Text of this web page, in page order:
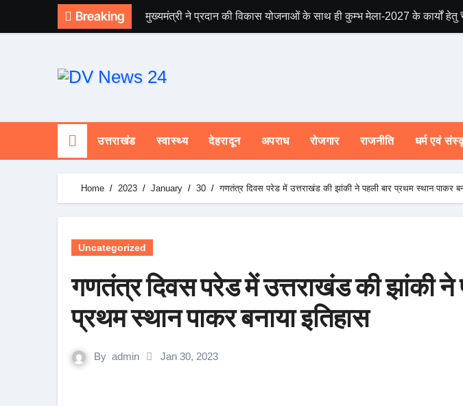
Breaking मुख्यमंत्री ने प्रदान की विकास योजनाओं के साथ ही कुम्भ मेला-2027 के कार्यों हेतु
उत्तराखंड स्वास्थ्य देहरादून अपराध रोजगार राजनीति धर्म एवं
Home 2023 January 30 गणतंत्र दिवस परेड में उत्तराखंड की झांकी ने पहली बार प्रथम स्थान पाकर
Uncategorized
गणतंत्र दिवस परेड में उत्तराखंड की झांकी ने
प्रथम स्थान पाकर बनाया इतिहास
By admin Jan 30, 2023